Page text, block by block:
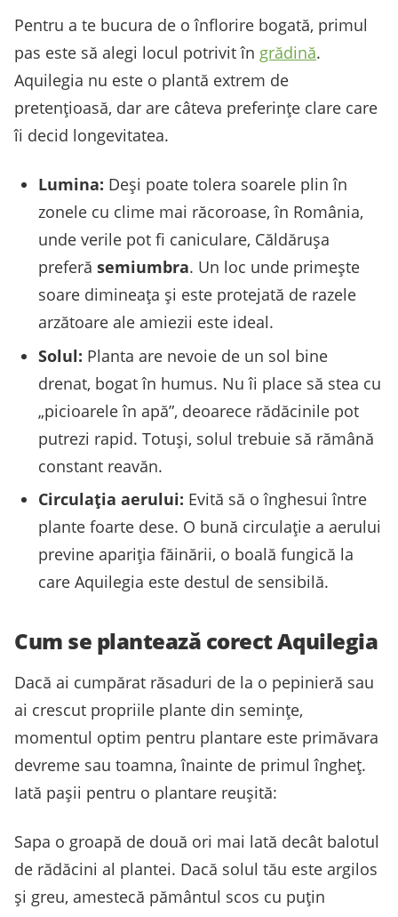
Pentru a te bucura de o înflorire bogată, primul
pas este să alegi locul potrivit în grădină.
Aquilegia nu este o plantă extrem de
pretențioasă, dar are câteva preferințe clare care
îi decid longevitatea.
Lumina: Deși poate tolera soarele plin în
zonele cu clime mai răcoroase, în România,
unde verile pot fi caniculare, Căldărușa
preferă semiumbra. Un loc unde primește
soare dimineața și este protejată de razele
arzătoare ale amiezii este ideal.
Solul: Planta are nevoie de un sol bine
drenat, bogat în humus. Nu îi place să stea cu
„picioarele în apă”, deoarece rădăcinile pot
putrezi rapid. Totuși, solul trebuie să rămână
constant reavăn.
Circulația aerului: Evită să o înghesui între
plante foarte dese. O bună circulație a aerului
previne apariția făinării, o boală fungică la
care Aquilegia este destul de sensibilă.
Cum se plantează corect Aquilegia
Dacă ai cumpărat răsaduri de la o pepinieră sau
ai crescut propriile plante din semințe,
momentul optim pentru plantare este primăvara
devreme sau toamna, înainte de primul îngheț.
Iată pașii pentru o plantare reușită:
Sapa o groapă de două ori mai lată decât balotul
de rădăcini al plantei. Dacă solul tău este argilos
și greu, amestecă pământul scos cu puțin